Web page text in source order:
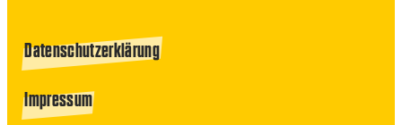
Datenschutzerklärung
Impressum